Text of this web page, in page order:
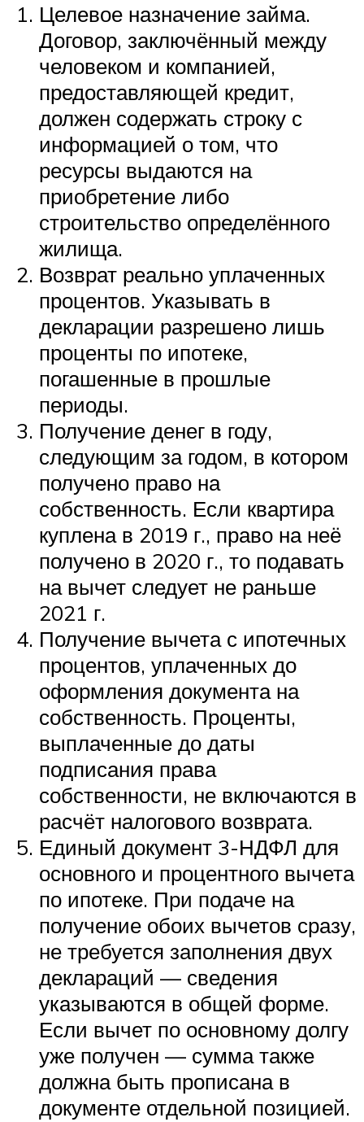
Целевое назначение займа.
Договор, заключённый между
человеком и компанией,
предоставляющей кредит,
должен содержать строку с
информацией о том, что
ресурсы выдаются на
приобретение либо
строительство определённого
жилища.
Возврат реально уплаченных
процентов. Указывать в
декларации разрешено лишь
проценты по ипотеке,
погашенные в прошлые
периоды.
Получение денег в году,
следующим за годом, в котором
получено право на
собственность. Если квартира
куплена в 2019 г., право на неё
получено в 2020 г., то подавать
на вычет следует не раньше
2021 г.
Получение вычета с ипотечных
процентов, уплаченных до
оформления документа на
собственность. Проценты,
выплаченные до даты
подписания права
собственности, не включаются в
расчёт налогового возврата.
Единый документ 3-НДФЛ для
основного и процентного вычета
по ипотеке. При подаче на
получение обоих вычетов сразу,
не требуется заполнения двух
деклараций — сведения
указываются в общей форме.
Если вычет по основному долгу
уже получен — сумма также
должна быть прописана в
документе отдельной позицией.